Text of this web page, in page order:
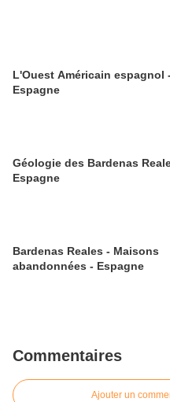
L'Ouest Américain espagnol -
Espagne
Géologie des Bardenas
Espagne
Bardenas Reales - Maisons
abandonnées - Espagne
Commentaires
Ajouter un